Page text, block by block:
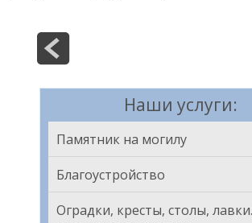
Наши услуги:
Памятник на могилу
Благоустройство
Оградки, кресты, столы,